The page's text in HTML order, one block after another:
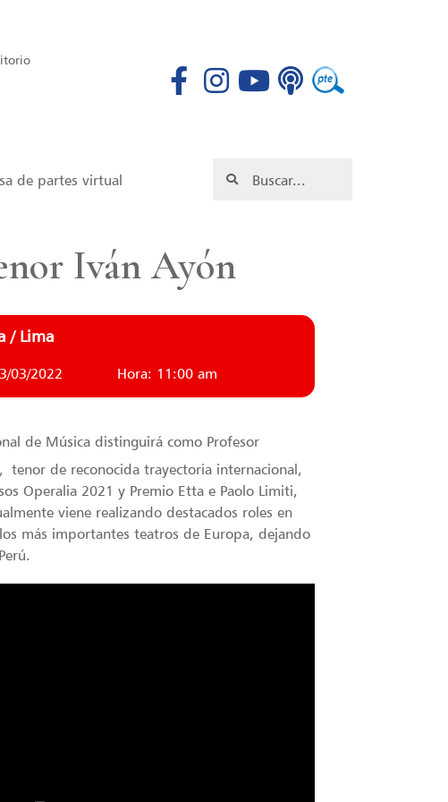
de partes virtual
Iván Ayón
/ Lima
03/2022 Hora: 11:00 am
de Música distinguirá como Profesor
tenor de reconocida trayectoria internacional,
Operalia 2021 y Premio Etta e Paolo Limiti,
viene realizando destacados roles en
más importantes teatros de Europa, dejando